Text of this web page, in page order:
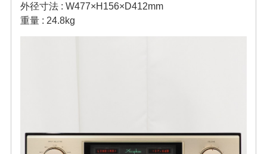
外径寸法 : W477×H156×D412mm
重量 : 24.8kg